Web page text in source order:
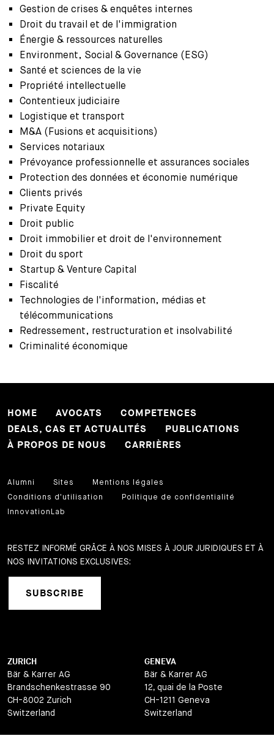
Gestion de crises & enquêtes internes
Droit du travail et de l'immigration
Énergie & ressources naturelles
Environment, Social & Governance (ESG)
Santé et sciences de la vie
Propriété intellectuelle
Contentieux judiciaire
Logistique et transport
M&A (Fusions et acquisitions)
Services notariaux
Prévoyance professionnelle et assurances sociales
Protection des données et économie numérique
Clients privés
Private Equity
Droit public
Droit immobilier et droit de l'environnement
Droit du sport
Startup & Venture Capital
Fiscalité
Technologies de l'information, médias et
télécommunications
Redressement, restructuration et insolvabilité
Criminalité économique
HOME AVOCATS
COMPETENCES
DEALS, CAS ET ACTUALITÉS
PUBLICATIONS
À PROPOS DE NOUS
CARRIÈRES
Alumni Sites
Mentions légales
Conditions d'utilisation
Politique de confidentialité
InnovationLab
RESTEZ INFORMÉ GRÂCE À NOS MISES À JOUR JURIDIQUES ET À
NOS INVITATIONS EXCLUSIVES:
SUBSCRIBE
ZURICH
Bär & Karrer AG
Brandschenkestrasse 90
CH-8002 Zurich
Switzerland
GENEVA
Bär & Karrer AG
12, quai de la Poste
CH-1211 Geneva
Switzerland